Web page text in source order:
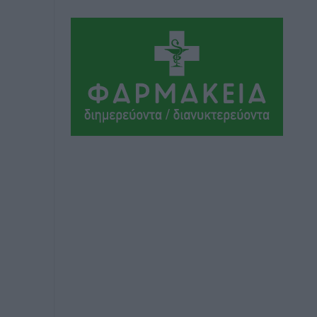
Συνελήφθη 37χρονη στη Ρόδο γιατί
είχε αφήσει τα τρία ανήλικα παιδιά της
χωρίς επιτήρηση
Τοπικές Ειδήσεις πριν 17 ώρες
Σταυρός Καλυθιών: Απέκτησε την